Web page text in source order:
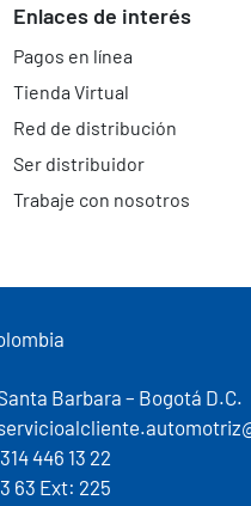
Enlaces de interés
Pagos en línea
Tienda Virtual
Red de distribución
Ser distribuidor
Trabaje con nosotros
Barbara – Bogotá D.C.
446 13 22
63 Ext: 225